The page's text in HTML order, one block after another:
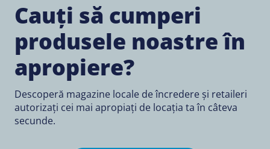
Cauți să cumperi
produsele noastre în
apropiere?
Descoperă magazine locale de încredere și retaileri
autorizați cei mai apropiați de locația ta în câteva
secunde.